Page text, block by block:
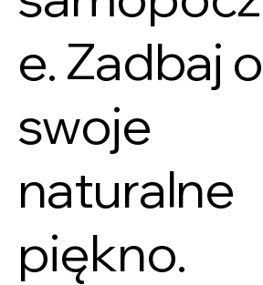
e. Zadbaj o
swoje
naturalne
piękno.